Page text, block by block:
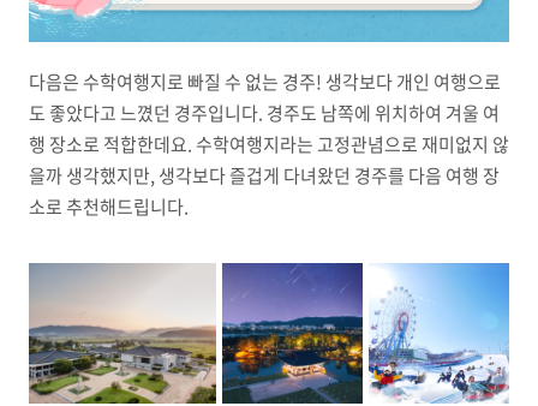
다음은 수학여행지로 빠질 수 없는 경주! 생각보다 개인 여행으로
도 좋았다고 느꼈던 경주입니다. 경주도 남쪽에 위치하여 겨울 여
행 장소로 적합한데요. 수학여행지라는 고정관념으로 재미없지 않
을까 생각했지만, 생각보다 즐겁게 다녀왔던 경주를 다음 여행 장
소로 추천해드립니다.